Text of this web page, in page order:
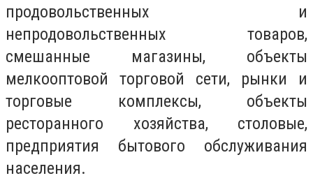
продовольственных и
непродовольственных товаров,
смешанные магазины, объекты
мелкооптовой торговой сети, рынки и
торговые комплексы, объекты
ресторанного хозяйства, столовые,
предприятия бытового обслуживания
населения.